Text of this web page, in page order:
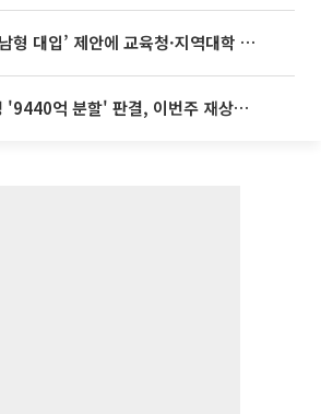
입’ 제안에 교육청·지역대학 서·논술형 입시 연계 '착수'
최태원·노소영 '9440억 분할' 판결, 이번주 재상고 여부 주목